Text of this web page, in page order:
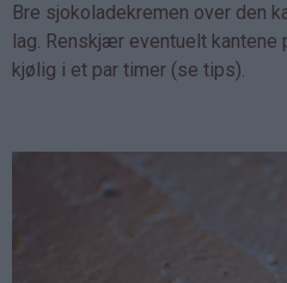
Bre sjokoladekremen over den
lag. Renskjær eventuelt kantene
kjølig i et par timer (se tips).